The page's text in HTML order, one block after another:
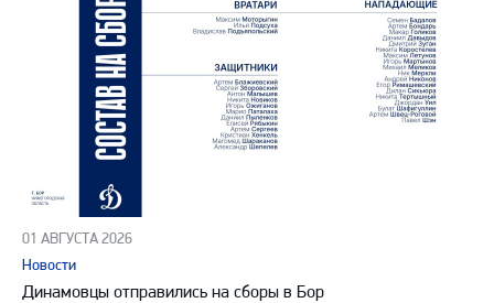
01 АВГУСТА 2026
Новости
Динамовцы отправились на сборы в Бор